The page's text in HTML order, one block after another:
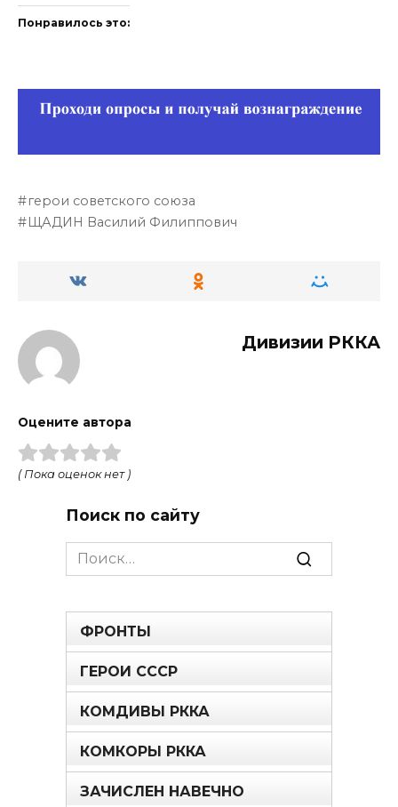
Понравилось это:
герои советского союза
ЩАДИН Василий Филиппович
Дивизии РККА
Оцените автора
( Пока оценок нет )
Поиск по сайту
Search
for:
ФРОНТЫ
ГЕРОИ СССР
КОМДИВЫ РККА
КОМКОРЫ РККА
ЗАЧИСЛЕН НАВЕЧНО